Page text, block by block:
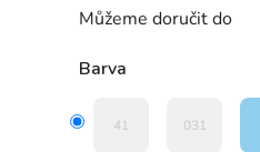
Můžeme doručit do
Barva
41 031